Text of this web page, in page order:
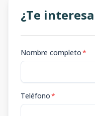
¿Te
Nombre completo*
Teléfono*